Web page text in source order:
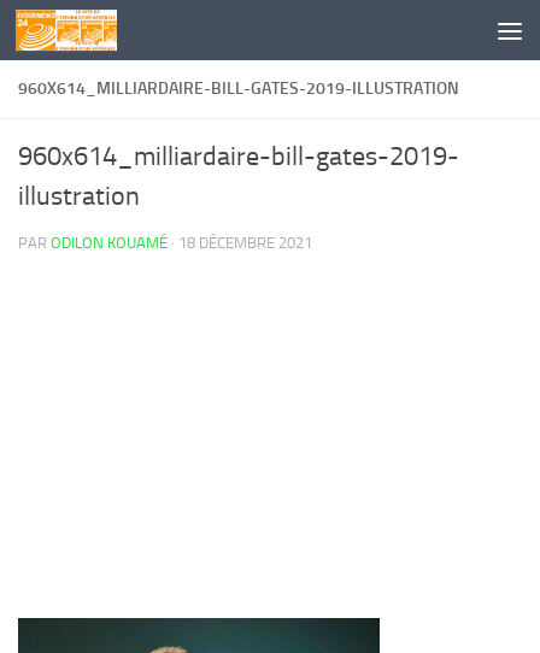
Skip to content
960X614_MILLIARDAIRE-BILL-GATES-2019-ILLUSTRATION
960x614_milliardaire-bill-gates-2019-
illustration
PAR ODILON KOUAMÉ · 18 DÉCEMBRE 2021